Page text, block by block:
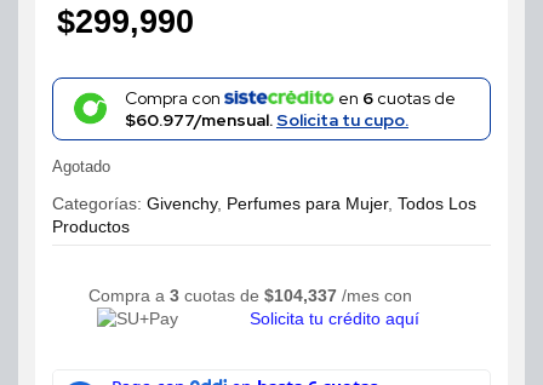
$299,990
Compra con en 6cuotas de
$60.977/mensual.Solicita tu cupo.
Agotado
Categorías: Givenchy, Perfumes para Mujer, Todos Los
Productos
Compra a 3 cuotas de $104,337 /mes con
Solicita tu crédito aquí